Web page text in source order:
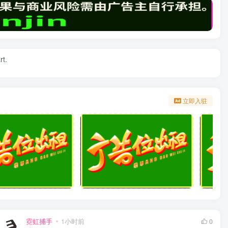
立即入驻
霓虹捕手 1小时前 0